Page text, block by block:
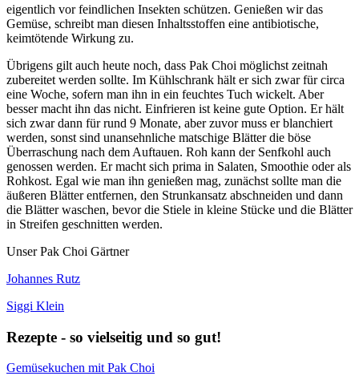
eigentlich vor feindlichen Insekten schützen. Genießen wir das
Gemüse, schreibt man diesen Inhaltsstoffen eine antibiotische,
keimtötende Wirkung zu.
Übrigens gilt auch heute noch, dass Pak Choi möglichst zeitnah
zubereitet werden sollte. Im Kühlschrank hält er sich zwar für circa
eine Woche, sofern man ihn in ein feuchtes Tuch wickelt. Aber
besser macht ihn das nicht. Einfrieren ist keine gute Option. Er hält
sich zwar dann für rund 9 Monate, aber zuvor muss er blanchiert
werden, sonst sind unansehnliche matschige Blätter die böse
Überraschung nach dem Auftauen. Roh kann der Senfkohl auch
genossen werden. Er macht sich prima in Salaten, Smoothie oder als
Rohkost. Egal wie man ihn genießen mag, zunächst sollte man die
äußeren Blätter entfernen, den Strunkansatz abschneiden und dann
die Blätter waschen, bevor die Stiele in kleine Stücke und die Blätter
in Streifen geschnitten werden.
Unser Pak Choi Gärtner
Johannes Rutz
Siggi Klein
Rezepte - so vielseitig und so gut!
Gemüsekuchen mit Pak Choi